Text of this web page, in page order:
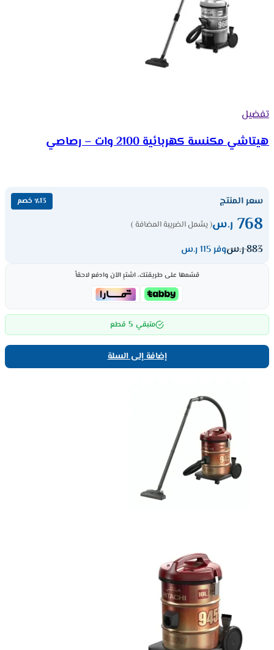
تفضيل
هيتاشي مكنسة كهربائية 2100 وات – رصاصي
سعر المنتج ٪13 خصم
768 ر.س( يشمل الضريبة المضافة )
883ر.سوفر 115 ر.س
قسّمها على طريقتك، اشترِ الآن وادفع لاحقاً
متبقي 5 قطع
إضافة إلى السلة